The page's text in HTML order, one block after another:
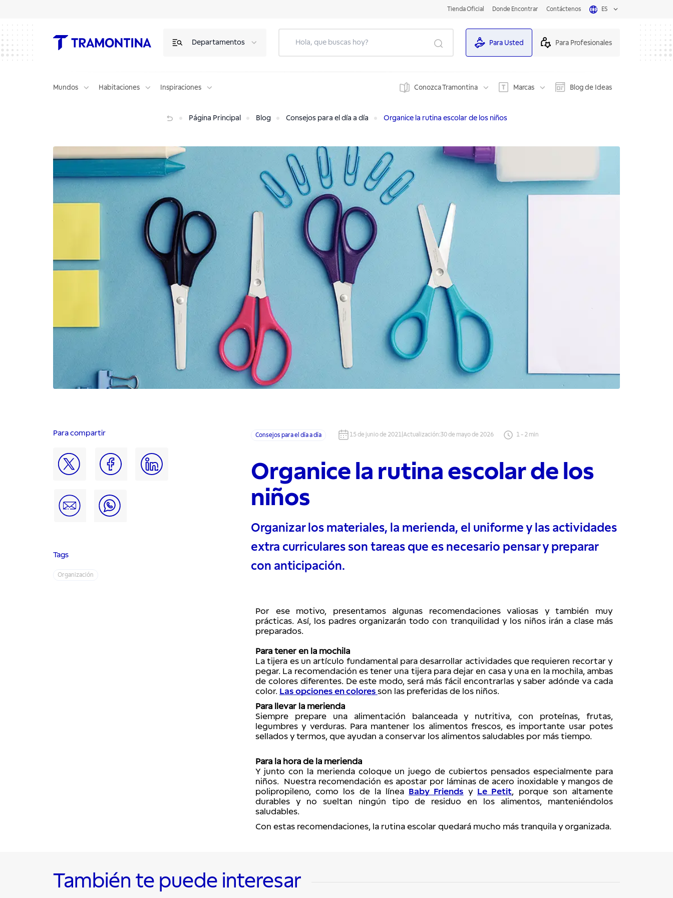
Tienda Oficial Donde Encontrar Contáctenos ES
Departamentos Para Usted Para Profesionales
Mundos Habitaciones Inspiraciones Conozca Tramontina Marcas Blog de Ideas
Página Principal Blog Consejos para el día a día Organice la rutina escolar de los niños
Para compartir
Tags
Organización
Consejos para el día a día 15 de junio de 2021 Actualización:30 de mayo de 2026 1- 2 min
Organice la rutina escolar de los
niños
Organizar los materiales, la merienda, el uniforme y las actividades
extra curriculares son tareas que es necesario pensar y preparar
con anticipación.
Por ese motivo, presentamos algunas recomendaciones valiosas y también muy
prácticas. Así, los padres organizarán todo con tranquilidad y los niños irán a clase más
preparados.
Para tener en la mochila
La tijera es un artículo fundamental para desarrollar actividades que requieren recortar y
pegar. La recomendación es tener una tijera para dejar en casa y una en la mochila, ambas
de colores diferentes. De este modo, será más fácil encontrarlas y saber adónde va cada
color. Las opciones en colores son las preferidas de los niños.
Para llevar la merienda
Siempre prepare una alimentación balanceada y nutritiva, con proteínas, frutas,
legumbres y verduras. Para mantener los alimentos frescos, es importante usar potes
sellados y termos, que ayudan a conservar los alimentos saludables por más tiempo.
Para la hora de la merienda
Y junto con la merienda coloque un juego de cubiertos pensados especialmente para
niños.  Nuestra recomendación es apostar por láminas de acero inoxidable y mangos de
polipropileno, como los de la línea Baby Friends y Le Petit, porque son altamente
durables y no sueltan ningún tipo de residuo en los alimentos, manteniéndolos
saludables.
Con estas recomendaciones, la rutina escolar quedará mucho más tranquila y organizada.
También te puede interesar